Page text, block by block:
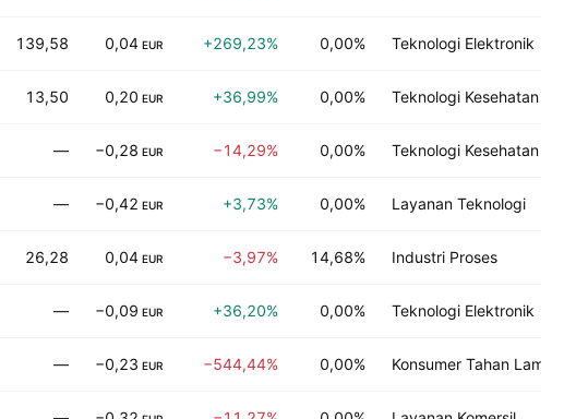
139,58 0,04 EUR +269,23% 0,00% Teknologi Elektronik
13,50 0,20 EUR +36,99% 0,00% Teknologi Kesehatan
— −0,28 EUR −14,29% 0,00% Teknologi Kesehatan
— −0,42 EUR +3,73% 0,00% Layanan Teknologi
26,28 0,04 EUR −3,97% 14,68% Industri Proses
— −0,09 EUR +36,20% 0,00% Teknologi Elektronik
— −0,23 EUR −544,44% 0,00% Konsumer Tahan Lama